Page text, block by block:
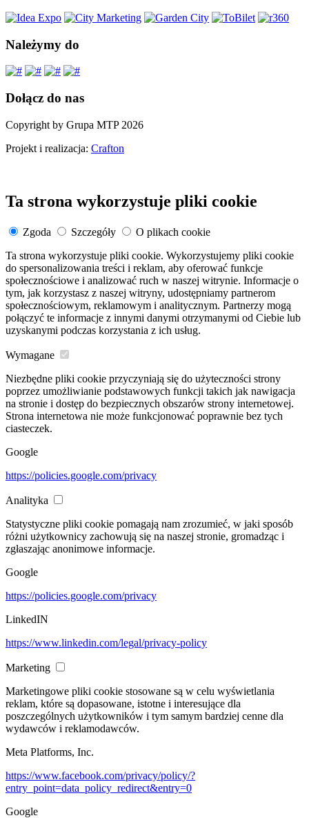
Należymy do
Dołącz do nas
Copyright by Grupa MTP 2026
Projekt i realizacja: Crafton
Ta strona wykorzystuje pliki cookie
Zgoda Szczegóły
O plikach cookie
Ta strona wykorzystuje pliki cookie. Wykorzystujemy pliki cookie
do spersonalizowania treści i reklam, aby oferować funkcje
społecznościowe i analizować ruch w naszej witrynie. Informacje o
tym, jak korzystasz z naszej witryny, udostępniamy partnerom
społecznościowym, reklamowym i analitycznym. Partnerzy mogą
połączyć te informacje z innymi danymi otrzymanymi od Ciebie lub
uzyskanymi podczas korzystania z ich usług.
Wymagane
Niezbędne pliki cookie przyczyniają się do użyteczności strony
poprzez umożliwianie podstawowych funkcji takich jak nawigacja
na stronie i dostęp do bezpiecznych obszarów strony internetowej.
Strona internetowa nie może funkcjonować poprawnie bez tych
ciasteczek.
Google
https://policies.google.com/privacy
Analityka
Statystyczne pliki cookie pomagają nam zrozumieć, w jaki sposób
różni użytkownicy zachowują się na naszej stronie, gromadząc i
zgłaszając anonimowe informacje.
Google
https://policies.google.com/privacy
LinkedIN
https://www.linkedin.com/legal/privacy-policy
Marketing
Marketingowe pliki cookie stosowane są w celu wyświetlania
reklam, które są dopasowane, istotne i interesujące dla
poszczególnych użytkowników i tym samym bardziej cenne dla
wydawców i reklamodawców.
Meta Platforms, Inc.
https://www.facebook.com/privacy/policy/?
entry_point=data_policy_redirect&entry=0
Google